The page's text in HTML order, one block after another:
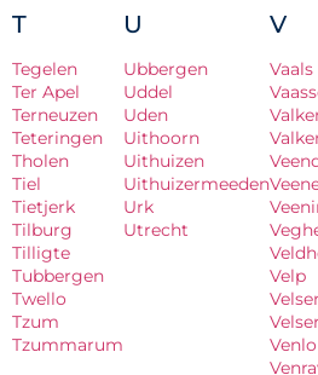
T
Tegelen
Ter Apel
Terneuzen
Teteringen
Tholen
Tiel
Tietjerk
Tilburg
Tilligte
Tubbergen
Twello
Tzum
Tzummarum
U
Ubbergen
Uddel
Uden
Uithoorn
Uithuizen
Uithuizermeeden
Urk
Utrecht
V
Vaals
Velp
Venlo